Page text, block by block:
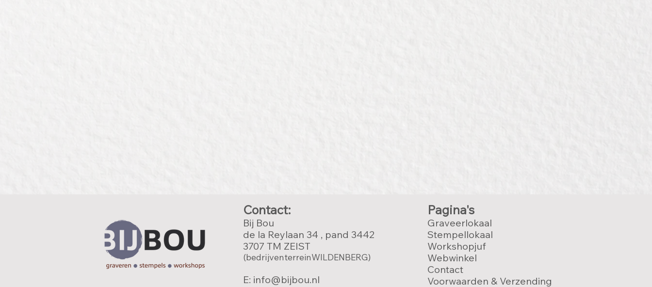
Contact:
Bij Bou
de la Reylaan 34 , pand 3442
3707 TM ZEIST
(bedrijventerreinWILDENBERG)
E: info@bijbou.nl
Pagina's
Graveerlokaal
Stempellokaal
Workshopjuf
Webwinkel
Contact
Voorwaarden & Verzending